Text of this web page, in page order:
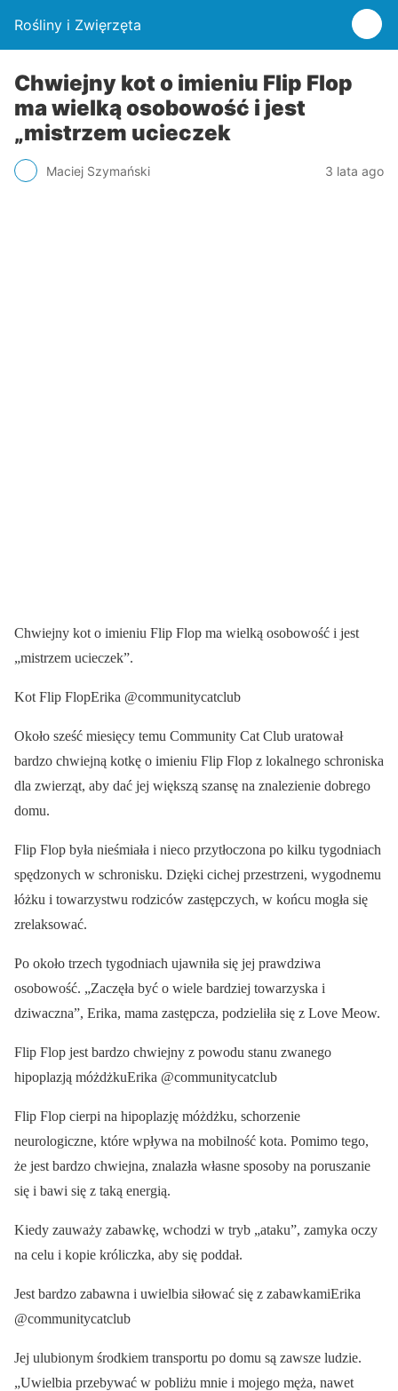
Rośliny i Zwięrzęta
Chwiejny kot o imieniu Flip Flop
ma wielką osobowość i jest
„mistrzem ucieczek
Maciej Szymański 3 lata ago
Chwiejny kot o imieniu Flip Flop ma wielką osobowość i jest
„mistrzem ucieczek”.
Kot Flip FlopErika @communitycatclub
Około sześć miesięcy temu Community Cat Club uratował
bardzo chwiejną kotkę o imieniu Flip Flop z lokalnego schroniska
dla zwierząt, aby dać jej większą szansę na znalezienie dobrego
domu.
Flip Flop była nieśmiała i nieco przytłoczona po kilku tygodniach
spędzonych w schronisku. Dzięki cichej przestrzeni, wygodnemu
łóżku i towarzystwu rodziców zastępczych, w końcu mogła się
zrelaksować.
Po około trzech tygodniach ujawniła się jej prawdziwa
osobowość. „Zaczęła być o wiele bardziej towarzyska i
dziwaczna”, Erika, mama zastępcza, podzieliła się z Love Meow.
Flip Flop jest bardzo chwiejny z powodu stanu zwanego
hipoplazją móżdżkuErika @communitycatclub
Flip Flop cierpi na hipoplazję móżdżku, schorzenie
neurologiczne, które wpływa na mobilność kota. Pomimo tego,
że jest bardzo chwiejna, znalazła własne sposoby na poruszanie
się i bawi się z taką energią.
Kiedy zauważy zabawkę, wchodzi w tryb „ataku”, zamyka oczy
na celu i kopie króliczka, aby się poddał.
Jest bardzo zabawna i uwielbia siłować się z zabawkamiErika
@communitycatclub
Jej ulubionym środkiem transportu po domu są zawsze ludzie.
„Uwielbia przebywać w pobliżu mnie i mojego męża, nawet